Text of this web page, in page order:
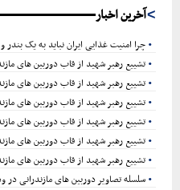
آخرین اخبار
چرا امنیت غذایی ایران نباید به یک
تشییع رهبر شهید از قاب دوربین های
تشییع رهبر شهید از قاب دوربین های
تشییع رهبر شهید از قاب دوربین های
تشییع رهبر شهید از قاب دوربین های
تشییع رهبر شهید از قاب دوربین های
تشییع رهبر شهید از قاب دوربین های
سلسله تصاویر دوربین های مازندرانی